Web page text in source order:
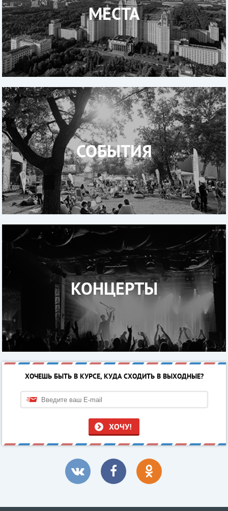
МЕСТА
СОБЫТИЯ
КОНЦЕРТЫ
ХОЧЕШЬ БЫТЬ В КУРСЕ, КУДА СХОДИТЬ В ВЫХОДНЫЕ?
ХОЧУ!